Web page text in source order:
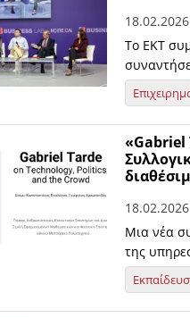
18.02.2026
Το ΕΚΤ
«Gabriel
18.02.2026
Μια νέα
της